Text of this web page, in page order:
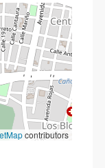
contributors